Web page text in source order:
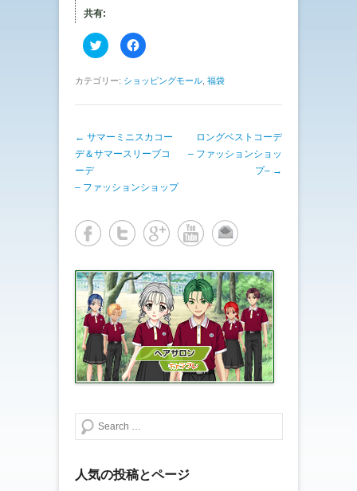
共有:
ク
リ
し
w
t
e
r
有
(
い
ウ
ィ
ウ
で
開
き
ま
す
)
F
a
b
k
有
る
ク
リ
し
て
く
い
(
新
し
い
ウ
ィ
ン
ド
ウ
で
開
き
)
カテゴリー: ショッピングモール 福袋
投稿ナビゲーション
← サマーミニスカコー
デ＆サマースリーブコ
ーデ
– ファッションショップ
ロングベストコーデ
– ファッションショッ
プ– →
検索する
人気の投稿とページ